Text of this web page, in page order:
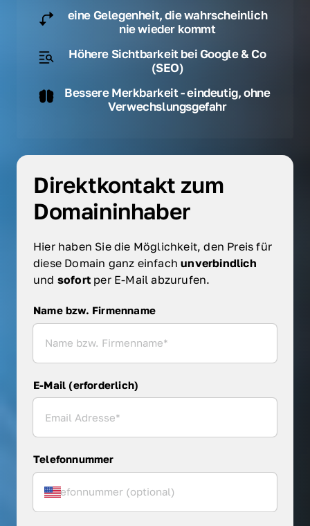
eine Gelegenheit, die wahrscheinlich
nie wieder kommt
Höhere Sichtbarkeit bei Google & Co
(SEO)
Bessere Merkbarkeit - eindeutig, ohne
Verwechslungsgefahr
Direktkontakt zum
Domaininhaber
Hier haben Sie die Möglichkeit, den Preis für
diese Domain ganz einfach
und sofort per E-Mail abzurufen.
Name bzw. Firmenname
Name bzw. Firmenname
E-Mail (erforderlich)
Telefonnummer